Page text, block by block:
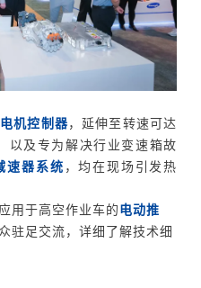
机控制器，延伸至转速可达
以及专为解决行业变速箱故
速器系统 ，均在现场引发热
用于高空作业车的电动推
驻足交流，详细了解技术细